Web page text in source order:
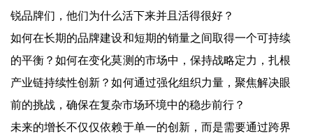
锐品牌们，他们为什么活下来并且活得很好？
如何在长期的品牌建设和短期的销量之间取得一个可持续
的平衡？如何在变化莫测的市场中，保持战略定力，扎根
产业链持续性创新？如何通过强化组织力量，聚焦解决眼
前的挑战，确保在复杂市场环境中的稳步前行？
未来的增长不仅仅依赖于单一的创新，而是需要通过跨界